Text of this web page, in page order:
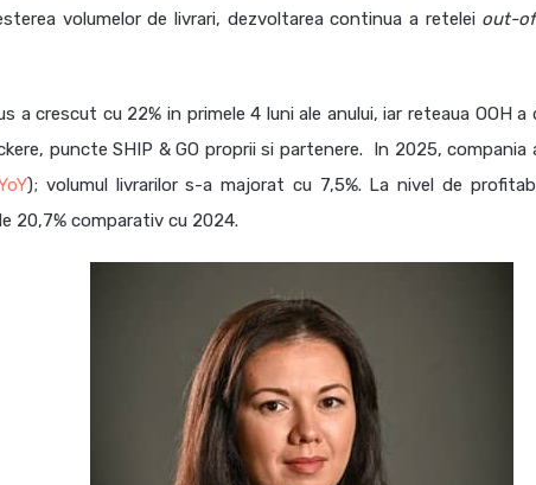
volumelor de livrari, dezvoltarea continua a retelei out-
a crescut cu 22% in primele 4 luni ale anului, iar reteaua OOH
puncte SHIP & GO proprii si partenere. In 2025, compania
); volumul livrarilor s-a majorat cu 7,5%. La nivel de
20,7% comparativ cu 2024.